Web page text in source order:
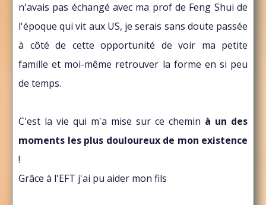
n'avais pas échangé avec ma prof de Feng Shui de
l'époque qui vit aux US, je serais sans doute passée
à côté de cette opportunité de voir ma petite
famille et moi-même retrouver la forme en si peu
de temps.
C'est la vie qui m'a mise sur ce chemin à un des
moments les plus douloureux de mon existence
!
Grâce à l'EFT j'ai pu aider mon fils